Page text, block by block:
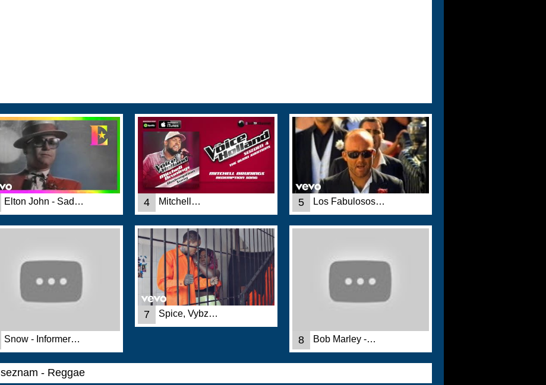
Elton John - Sad… 4 Mitchell… 5 Los Fabulosos…
Snow - Informer…
7 Spice, Vybz…
8 Bob Marley -…
seznam - Reggae